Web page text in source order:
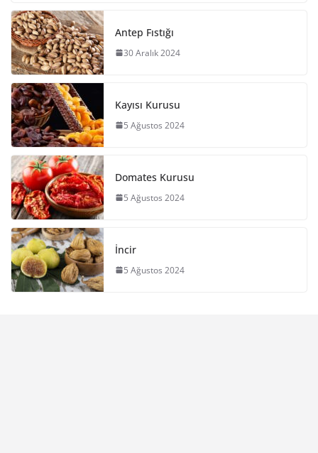
Antep Fıstığı
30 Aralık 2024
Kayısı Kurusu
5 Ağustos 2024
Domates Kurusu
5 Ağustos 2024
İncir
5 Ağustos 2024